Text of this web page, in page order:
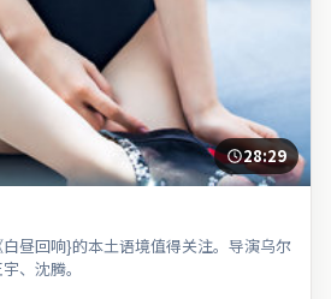
28:29
昼回响}的本土语境值得关注。导演乌尔
、沈腾。